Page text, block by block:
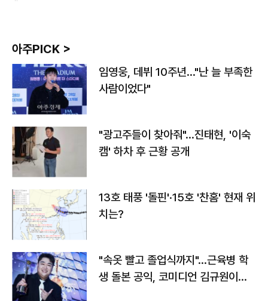
아주PICK >
임영웅, 데뷔 10주년…"난 늘 부족한
사람이었다"
"광고주들이 찾아줘"…진태현, '이숙
캠' 하차 후 근황 공개
13호 태풍 '돌핀'·15호 '찬홈' 현재 위
치는?
"속옷 빨고 졸업식까지"…근육병 학
생 돌본 공익, 코미디언 김규원이었